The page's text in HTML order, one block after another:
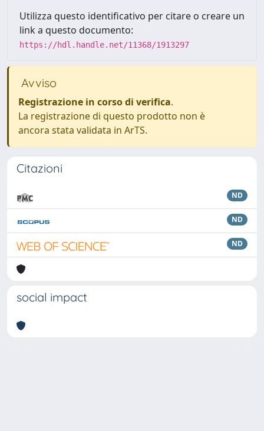
Utilizza questo identificativo per citare o creare un
link a questo documento:
https://hdl.handle.net/11368/1913297
Avviso
Registrazione in corso di verifica.
La registrazione di questo prodotto non è
ancora stata validata in ArTS.
Citazioni
ND
ND
ND
social impact